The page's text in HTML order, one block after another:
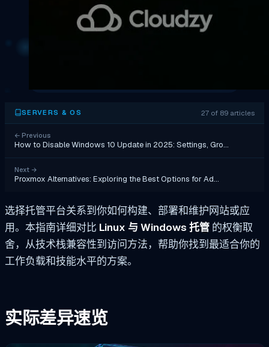
SERVERS & OS 27 of 89 articles
← Previous
How to Disable Windows 10 Update in 2025: Settings, Gro…
Next →
Proxmox Alternatives: Exploring the Best Options for Ad…
选择托管平台关系到你如何构建、部署和维护网站或应
用。本指南详细对比 Linux 与 Windows 托管 的权衡取
舍，从技术栈兼容性到访问方法，帮助你找到最适合你的
工作负载和技能水平的方案。
实际差异速览